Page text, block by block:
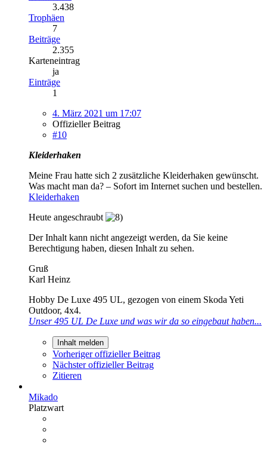
3.438
Trophäen
7
Beiträge
2.355
Karteneintrag
ja
Einträge
1
4. März 2021 um 17:07
Offizieller Beitrag
#10
Kleiderhaken
Meine Frau hatte sich 2 zusätzliche Kleiderhaken gewünscht.
Was macht man da? – Sofort im Internet suchen und bestellen.
Kleiderhaken
Heute angeschraubt
Der Inhalt kann nicht angezeigt werden, da Sie keine
Berechtigung haben, diesen Inhalt zu sehen.
Gruß
Karl Heinz
Hobby De Luxe 495 UL, gezogen von einem Skoda Yeti
Outdoor, 4x4.
Unser 495 UL De Luxe und was wir da so eingebaut haben...
Inhalt melden
Vorheriger offizieller Beitrag
Nächster offizieller Beitrag
Zitieren
Mikado
Platzwart